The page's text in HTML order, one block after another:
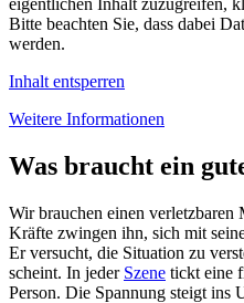
Bitte beachten Sie, dass dabei
werden.
Inhalt entsperren
Weitere Informationen
Was braucht ein
Wir brauchen einen
Kräfte zwingen ihn, sich mit
Er versucht, die Situation zu
scheint. In jeder Szene tickt eine
Person. Die Spannung steigt ins